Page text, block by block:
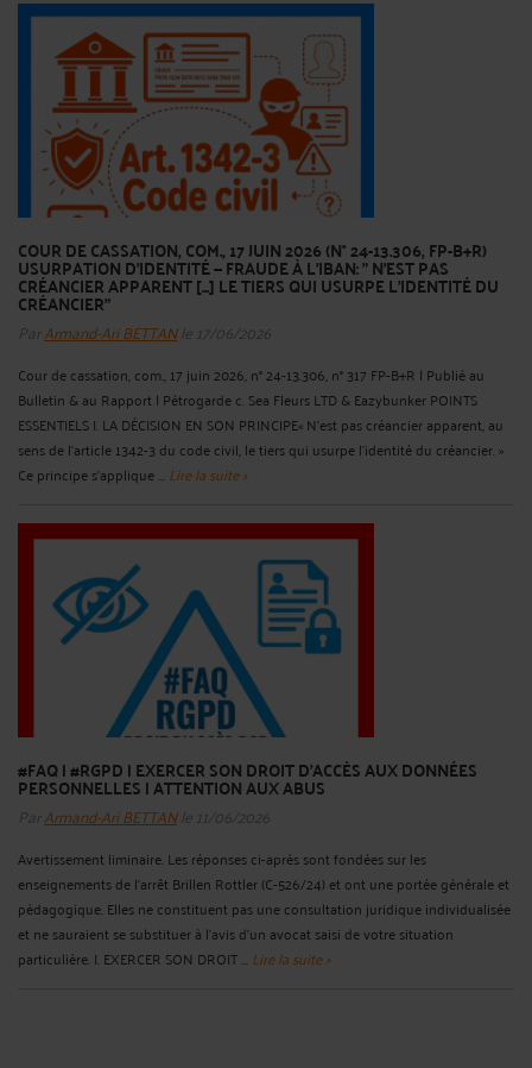
COUR DE CASSATION, COM., 17 JUIN 2026 (N° 24-13.306, FP-B+R)
USURPATION D’IDENTITÉ — FRAUDE À L'IBAN: " N’EST PAS
CRÉANCIER APPARENT [...] LE TIERS QUI USURPE L’IDENTITÉ DU
CRÉANCIER"
ParArmand-Ari BETTANle 17/06/2026
Cour de cassation, com., 17 juin 2026, n° 24-13.306, n° 317 FP-B+R | Publié au
Bulletin & au Rapport | Pétrogarde c. Sea Fleurs LTD & Eazybunker POINTS
ESSENTIELS I. LA DÉCISION EN SON PRINCIPE« N’est pas créancier apparent, au
sens de l’article 1342-3 du code civil, le tiers qui usurpe l’identité du créancier. »
Ce principe s’applique ... Lire la suite >
#FAQ | #RGPD | EXERCER SON DROIT D'ACCÈS AUX DONNÉES
PERSONNELLES | ATTENTION AUX ABUS
ParArmand-Ari BETTANle 11/06/2026
Avertissement liminaire. Les réponses ci-après sont fondées sur les
enseignements de l’arrêt Brillen Rottler (C-526/24) et ont une portée générale et
pédagogique. Elles ne constituent pas une consultation juridique individualisée
et ne sauraient se substituer à l’avis d’un avocat saisi de votre situation
particulière. I. EXERCER SON DROIT ... Lire la suite >